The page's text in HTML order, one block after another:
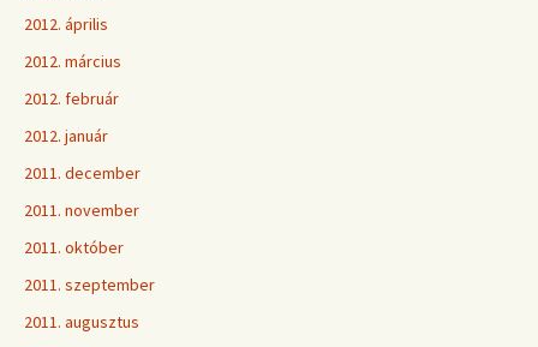
2012. április
2012. március
2012. február
2012. január
2011. december
2011. november
2011. október
2011. szeptember
2011. augusztus